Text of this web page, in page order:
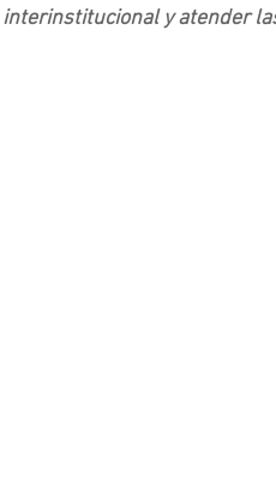
interinstitucional y atender